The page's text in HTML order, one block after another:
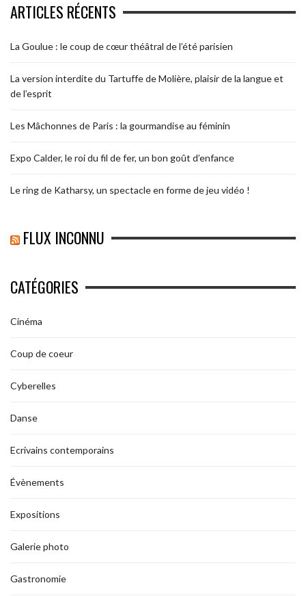
ARTICLES RÉCENTS
La Goulue : le coup de cœur théâtral de l’été parisien
La version interdite du Tartuffe de Molière, plaisir de la langue et
de l’esprit
Les Mâchonnes de Paris : la gourmandise au féminin
Expo Calder, le roi du fil de fer, un bon goût d’enfance
Le ring de Katharsy, un spectacle en forme de jeu vidéo !
FLUX INCONNU
CATÉGORIES
Cinéma
Coup de coeur
Cyberelles
Danse
Ecrivains contemporains
Évènements
Expositions
Galerie photo
Gastronomie